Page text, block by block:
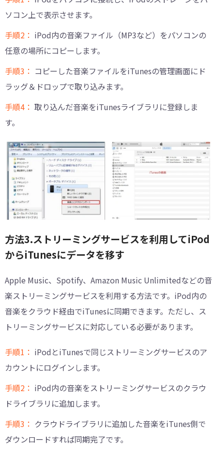
ソコン上で表示させます。
手順2： iPod内の音楽ファイル（MP3など）をパソコンの
任意の場所にコピーします。
手順3： コピーした音楽ファイルをiTunesの管理画面にド
ラッグ＆ドロップで取り込みます。
手順4： 取り込んだ音楽をiTunesライブラリに登録しま
す。
方法3.ストリーミングサービスを利用してiPod
からiTunesにデータを移す
Apple Music、Spotify、Amazon Music Unlimitedなどの音
楽ストリーミングサービスを利用する方法です。iPod内の
音楽をクラウド経由でiTunesに同期できます。ただし、ス
トリーミングサービスに対応している必要があります。
手順1： iPodとiTunesで同じストリーミングサービスのア
カウントにログインします。
手順2： iPod内の音楽をストリーミングサービスのクラウ
ドライブラリに追加します。
手順3： クラウドライブラリに追加した音楽をiTunes側で
ダウンロードすれば同期完了です。